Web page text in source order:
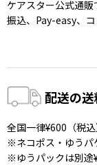
ケアスター公式通
振込、Pay-easy、
配送の
全国一律¥600（税込
※ネコポス・ゆうパ
※ゆうパックは別途